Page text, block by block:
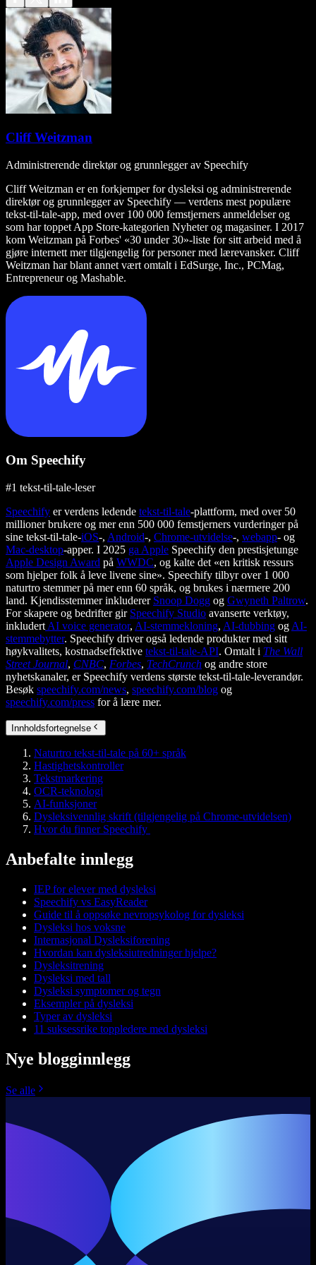
Cliff Weitzman
Administrerende direktør og grunnlegger av Speechify
Cliff Weitzman er en forkjemper for dysleksi og administrerende
direktør og grunnlegger av Speechify — verdens mest populære
tekst-til-tale-app, med over 100 000 femstjerners anmeldelser og
som har toppet App Store-kategorien Nyheter og magasiner. I 2017
kom Weitzman på Forbes' «30 under 30»-liste for sitt arbeid med å
gjøre internett mer tilgjengelig for personer med lærevansker. Cliff
Weitzman har blant annet vært omtalt i EdSurge, Inc., PCMag,
Entrepreneur og Mashable.
Om Speechify
#1 tekst-til-tale-leser
Speechify er verdens ledende tekst-til-tale-plattform, med over 50
millioner brukere og mer enn 500 000 femstjerners vurderinger på
sine tekst-til-tale-iOS-, Android-, Chrome-utvidelse-, webapp- og
Mac-desktop-apper. I 2025 ga Apple Speechify den prestisjetunge
Apple Design Award på WWDC, og kalte det «en kritisk ressurs
som hjelper folk å leve livene sine». Speechify tilbyr over 1 000
naturtro stemmer på mer enn 60 språk, og brukes i nærmere 200
land. Kjendisstemmer inkluderer Snoop Dogg og Gwyneth Paltrow.
For skapere og bedrifter gir Speechify Studio avanserte verktøy,
inkludert AI voice generator, AI-stemmekloning, AI-dubbing og AI-
stemmebytter. Speechify driver også ledende produkter med sitt
høykvalitets, kostnadseffektive tekst-til-tale-API. Omtalt i The Wall
Street Journal, CNBC, Forbes, TechCrunch og andre store
nyhetskanaler, er Speechify verdens største tekst-til-tale-leverandør.
Besøk speechify.com/news, speechify.com/blog og
speechify.com/press for å lære mer.
Innholdsfortegnelse
Naturtro tekst-til-tale på 60+ språk
Hastighetskontroller
Tekstmarkering
OCR-teknologi
AI-funksjoner
Dysleksivennlig skrift (tilgjengelig på Chrome-utvidelsen)
Hvor du finner Speechify
Anbefalte innlegg
IEP for elever med dysleksi
Speechify vs EasyReader
Guide til å oppsøke nevropsykolog for dysleksi
Dysleksi hos voksne
Internasjonal Dysleksiforening
Hvordan kan dysleksiutredninger hjelpe?
Dysleksitrening
Dysleksi med tall
Dysleksi symptomer og tegn
Eksempler på dysleksi
Typer av dysleksi
11 suksessrike toppledere med dysleksi
Nye blogginnlegg
Se alle